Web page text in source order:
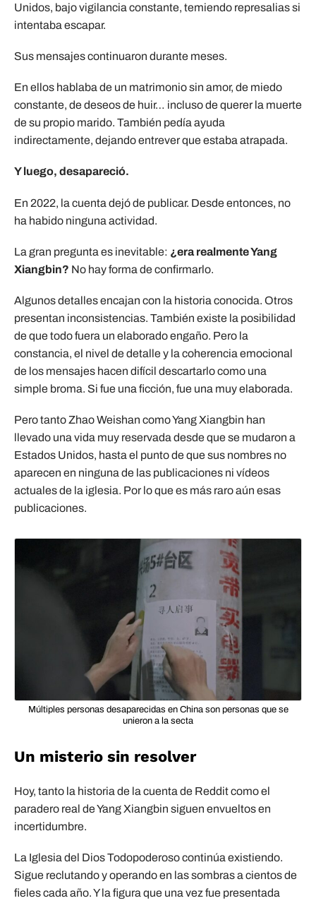
Unidos, bajo vigilancia constante, temiendo represalias si
intentaba escapar.
Sus mensajes continuaron durante meses.
En ellos hablaba de un matrimonio sin amor, de miedo
constante, de deseos de huir… incluso de querer la muerte
de su propio marido. También pedía ayuda
indirectamente, dejando entrever que estaba atrapada.
Y luego, desapareció.
En 2022, la cuenta dejó de publicar. Desde entonces, no
ha habido ninguna actividad.
La gran pregunta es inevitable: ¿era realmente Yang
Xiangbin? No hay forma de confirmarlo.
Algunos detalles encajan con la historia conocida. Otros
presentan inconsistencias. También existe la posibilidad
de que todo fuera un elaborado engaño. Pero la
constancia, el nivel de detalle y la coherencia emocional
de los mensajes hacen difícil descartarlo como una
simple broma. Si fue una ficción, fue una muy elaborada.
Pero tanto Zhao Weishan como Yang Xiangbin han
llevado una vida muy reservada desde que se mudaron a
Estados Unidos, hasta el punto de que sus nombres no
aparecen en ninguna de las publicaciones ni vídeos
actuales de la iglesia. Por lo que es más raro aún esas
publicaciones.
Múltiples personas desaparecidas en China son personas que se
unieron a la secta
Un misterio sin resolver
Hoy, tanto la historia de la cuenta de Reddit como el
paradero real de Yang Xiangbin siguen envueltos en
incertidumbre.
La Iglesia del Dios Todopoderoso continúa existiendo.
Sigue reclutando y operando en las sombras a cientos de
fieles cada año. Y la figura que una vez fue presentada